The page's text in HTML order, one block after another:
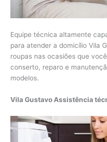
Equipe técnica altamente
para atender a domicílio Vila
roupas nas ocasiões que
conserto, reparo e
modelos.
Vila Gustavo Assistência